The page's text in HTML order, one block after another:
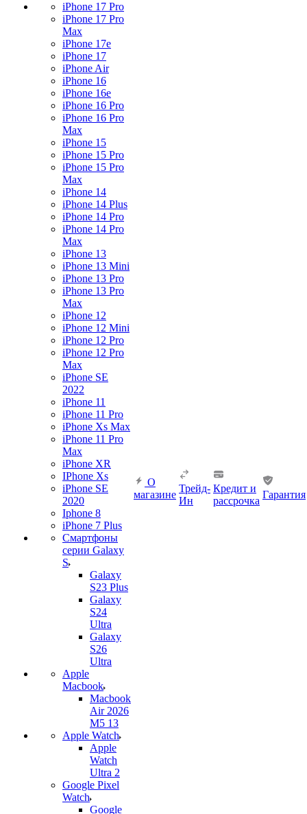
iPhone 17 Pro
iPhone 17 Pro
Max
iPhone 17e
iPhone 17
iPhone Air
iPhone 16
iPhone 16e
iPhone 16 Pro
iPhone 16 Pro
Max
iPhone 15
iPhone 15 Pro
iPhone 15 Pro
Max
iPhone 14
iPhone 14 Plus
iPhone 14 Pro
iPhone 14 Pro
Max
iPhone 13
iPhone 13 Mini
iPhone 13 Pro
iPhone 13 Pro
Max
iPhone 12
iPhone 12 Mini
iPhone 12 Pro
iPhone 12 Pro
Max
iPhone SE
2022
iPhone 11
iPhone 11 Pro
iPhone Xs Max
iPhone 11 Pro
Max
iPhone XR
IPhone Xs
iPhone SE
2020
Iphone 8
iPhone 7 Plus
Смартфоны
серии Galaxy
S
Galaxy
S23 Plus
Galaxy
S24
Ultra
Galaxy
S26
Ultra
Apple
Macbook
Macbook
Air 2026
M5 13
Apple Watch
Apple
Watch
Ultra 2
Google Pixel
Watch
Google
О
магазине
Трейд-
Ин
Кредит и
рассрочка
Гарантия